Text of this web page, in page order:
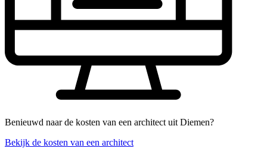
Benieuwd naar de kosten van een architect uit Diemen?
Bekijk de kosten van een architect